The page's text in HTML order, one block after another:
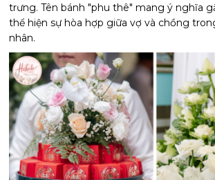
trưng. Tên bánh "phu thê" mang ý nghĩa
thể hiện sự hòa hợp giữa vợ và chồng
nhân.